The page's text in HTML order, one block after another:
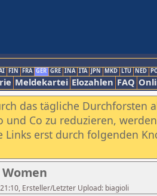
FIN FRA GER GRE INA ITA JPN MKD LTU NED
Meldekartei Elozahlen FAQ
das tägliche Durchforsten
und Co zu reduzieren,
Links erst durch folgenden
Ersteller/Letzter Upload: biagioli